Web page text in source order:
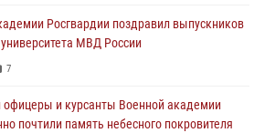
Росгвардии поздравил выпускников
МВД России
7
и курсанты Военной академии
почтили память небесного покровителя